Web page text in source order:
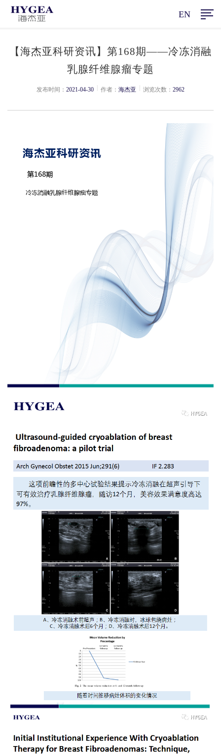
EN
【海杰亚科研资讯】第168期——冷冻消融
乳腺纤维腺瘤专题
发布时间： 2021-04-30 作者： 海杰亚 浏览次数： 2962